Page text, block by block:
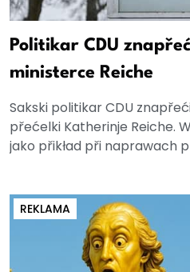
Politikar CDU
ministerce Reiche
Sakski politikar CDU
přećelki Katherinje Reiche.
jako přikład při naprawach
REKLAMA